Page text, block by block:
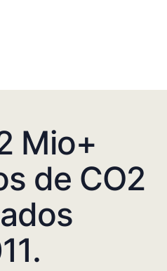
Mio+
de CO2